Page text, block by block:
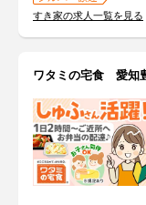
すき家の求人一覧を見る
ワタミの宅食 愛知